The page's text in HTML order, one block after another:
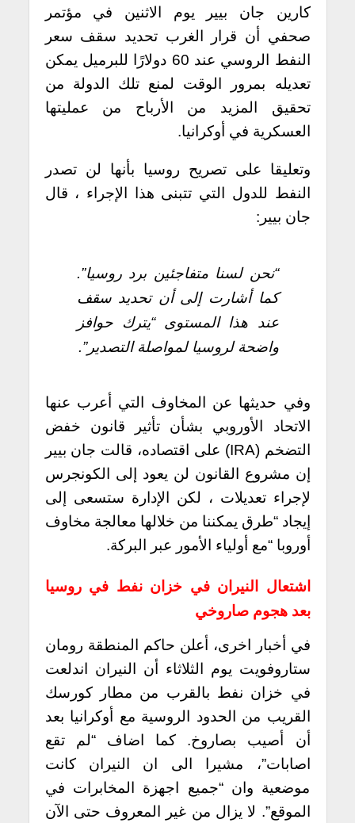
كارين جان بيير يوم الاثنين في مؤتمر
صحفي أن قرار الغرب تحديد سقف سعر
النفط الروسي عند 60 دولارًا للبرميل يمكن
تعديله بمرور الوقت لمنع تلك الدولة من
تحقيق المزيد من الأرباح من عمليتها
العسكرية في أوكرانيا.
وتعليقا على تصريح روسيا بأنها لن تصدر
النفط للدول التي تتبنى هذا الإجراء ، قال
جان بيير:
“نحن لسنا متفاجئين برد روسيا”.
كما أشارت إلى أن تحديد سقف
عند هذا المستوى “يترك حوافز
واضحة لروسيا لمواصلة التصدير”.
وفي حديثها عن المخاوف التي أعرب عنها
الاتحاد الأوروبي بشأن تأثير قانون خفض
التضخم (IRA) على اقتصاده، قالت جان بيير
إن مشروع القانون لن يعود إلى الكونجرس
لإجراء تعديلات ، لكن الإدارة ستسعى إلى
إيجاد “طرق يمكننا من خلالها معالجة مخاوف
أوروبا “مع أولياء الأمور عبر البركة.
اشتعال النيران في خزان نفط في روسيا
بعد هجوم صاروخي
في أخبار اخرى، أعلن حاكم المنطقة رومان
ستاروفويت يوم الثلاثاء أن النيران اندلعت
في خزان نفط بالقرب من مطار كورسك
القريب من الحدود الروسية مع أوكرانيا بعد
أن أصيب بصاروخ. كما
اضاف “لم تقع
اصابات”، مشيرا الى ان النيران كانت
موضعية وان “جميع اجهزة المخابرات في
الموقع”. لا يزال من غير المعروف حتى الآن